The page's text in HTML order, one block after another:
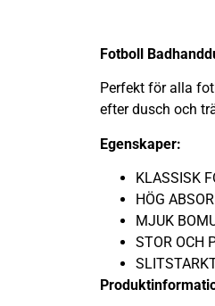
Fotboll
Perfekt för alla
efter dusch och
Egenskaper:
KLASSISK
HÖG
MJUK
STOR OCH